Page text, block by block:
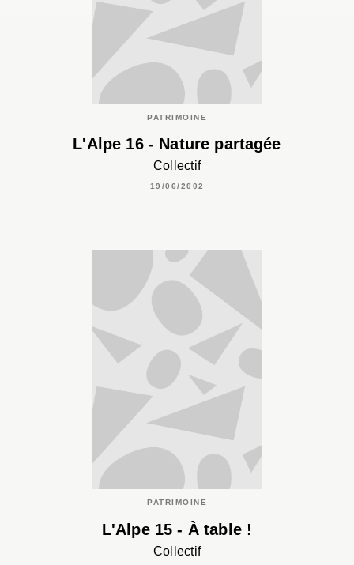
PATRIMOINE
L'Alpe 16 - Nature partagée
Collectif
19/06/2002
PATRIMOINE
L'Alpe 15 - À table !
Collectif